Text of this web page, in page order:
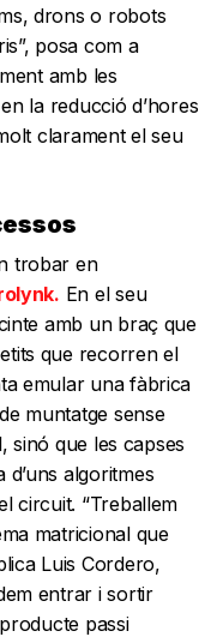
drons o robots
posa com a
amb les
la reducció d’hores
clarament el seu
trobar en
En el seu
amb un braç que
que recorren el
emular una fàbrica
muntatge sense
sinó que les capses
algoritmes
circuit. “Treballem
matricional que
Luis Cordero,
entrar i sortir
passi